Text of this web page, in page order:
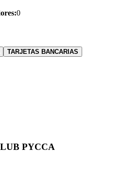
0
TARJETAS BANCARIAS
PYCCA